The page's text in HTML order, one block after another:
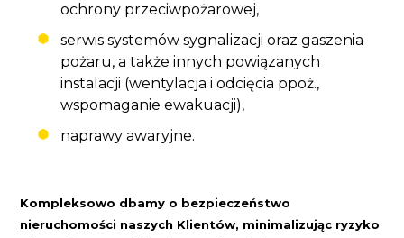
ochrony przeciwpożarowej,
serwis systemów sygnalizacji oraz gaszenia
pożaru, a także innych powiązanych
instalacji (wentylacja i odcięcia ppoż.,
wspomaganie ewakuacji),
naprawy awaryjne.
Kompleksowo dbamy o bezpieczeństwo
nieruchomości naszych Klientów, minimalizując ryzyko